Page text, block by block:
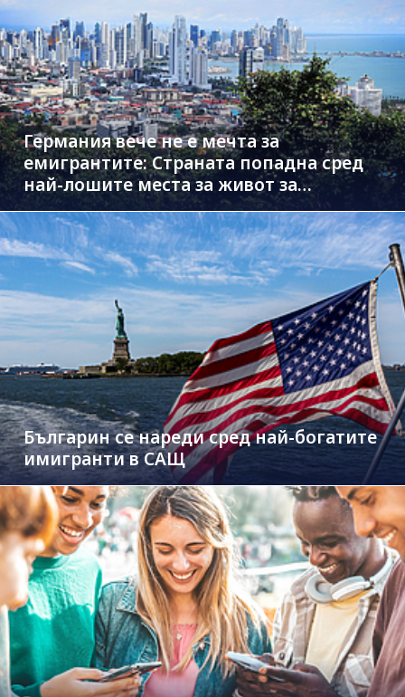
Германия вече не е мечта за
емигрантите: Страната попадна сред
най-лошите места за живот за
чужденци
Българин се нареди сред най-богатите
имигранти в САЩ